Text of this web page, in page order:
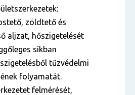
zöldtető és
aljzat, hőszigetelését
síkban
tűzvédelmi
folyamatát.
felmérését,